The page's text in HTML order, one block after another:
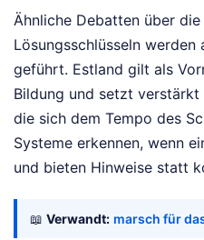
Ähnliche Debatten über
Lösungsschlüsseln werden
geführt. Estland gilt als
Bildung und setzt
die sich dem Tempo des
Systeme erkennen, wenn
und bieten Hinweise statt
📖 Verwandt: marsch für